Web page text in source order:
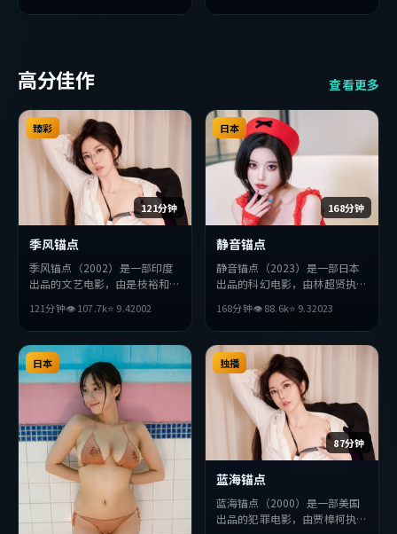
破，探讨人性与抉择，节奏张弛
叙事与视听上力求突破，探讨人
高分佳作 查看更多
121分钟
臻彩
季风锚点
季风锚点（2002）是一部印度
出品的文艺电影，由是枝裕和执
等主演。影片在叙事与视听上力
求突破，探讨人性与抉择，节奏
张弛有度，适合喜欢该类型的观
众完整观看。
121分钟👁107.7k⭐ 9.42002
168分钟
日本
静音锚点
静音锚点（2023）是一部日本
出品的科幻电影，由林超贤执
美、易烊千玺等主演。影片在叙
事与视听上力求突破，探讨人性
与抉择，节奏张弛有度，适合喜
欢该类型的观众完整观看。
168分钟👁88.6k⭐ 9.32023
日本
87分钟
独播
蓝海锚点
蓝海锚点（2000）是一部美国
出品的犯罪电影，由贾樟柯执